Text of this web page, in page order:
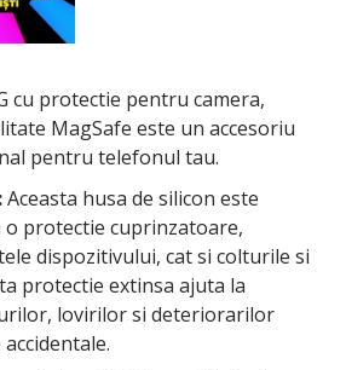
cu protectie pentru camera,
MagSafe este un accesoriu
pentru telefonul tau.
Aceasta husa de silicon este
protectie cuprinzatoare,
dispozitivului, cat si colturile si
protectie extinsa ajuta la
lovirilor si deteriorarilor